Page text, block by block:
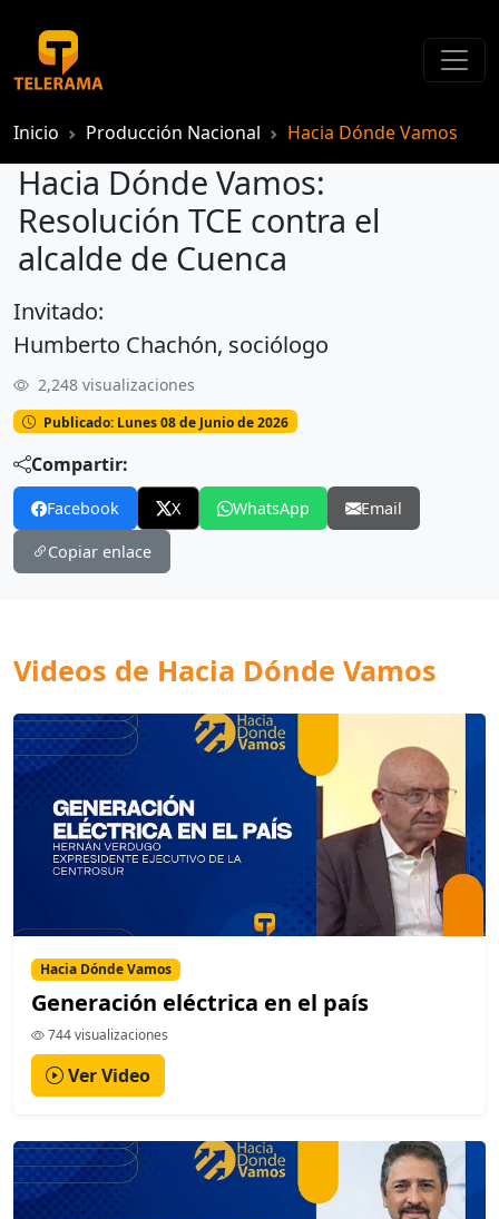
Inicio Producción Nacional Hacia Dónde Vamos
Hacia Dónde Vamos:
Resolución TCE contra el
alcalde de Cuenca
Invitado:
Humberto Chachón, sociólogo
2,248 visualizaciones
Publicado: Lunes 08 de Junio de 2026
Compartir:
Facebook X WhatsApp Email
Copiar enlace
Videos de Hacia Dónde Vamos
Hacia Dónde Vamos
Generación eléctrica en el país
744 visualizaciones
Ver Video